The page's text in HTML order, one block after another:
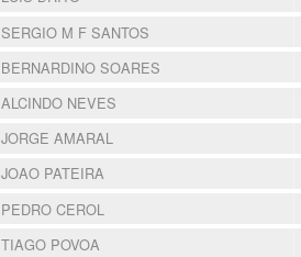
SERGIO M F SANTOS
BERNARDINO SOARES
ALCINDO NEVES
JORGE AMARAL
JOAO PATEIRA
PEDRO CEROL
TIAGO POVOA